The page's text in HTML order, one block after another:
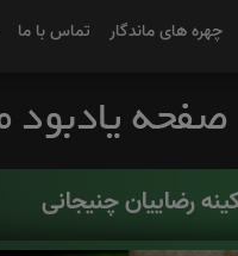
چهره های ماندگار تماس با ما
رضاییان چنیجانی